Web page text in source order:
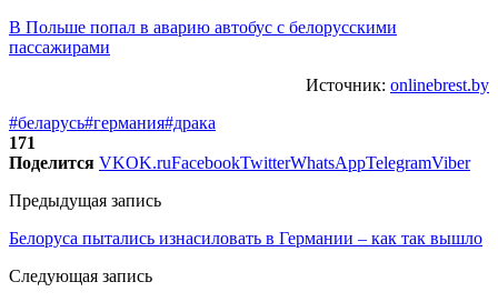
В Польше попал в аварию автобус с белорусскими
пассажирами
Источник: onlinebrest.by
#беларусь#германия#драка
171
Поделится VKOK.ruFacebookTwitterWhatsAppTelegramViber
Предыдущая запись
Белоруса пытались изнасиловать в Германии – как так вышло
Следующая запись